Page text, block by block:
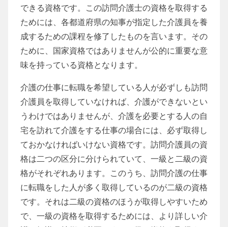
できる資格です。この訪問介護士の資格を取得する
ためには、各都道府県の知事が指定した介護員を養
成するための課程を修了したものを言います。その
ために、国家資格ではありませんが公的に重要な意
味を持っている資格となります。
介護の仕事に転職を希望している人が必ずしも訪問
介護員を取得していなければ、介護ができないとい
うわけではありませんが、介護を必要とする人の自
宅を訪れて介護をする仕事の場合には、必ず取得し
ておかなければいけない資格です。訪問介護員の資
格は二つの区分に分けられていて、一級と二級の資
格がそれぞれあります。このうち、訪問介護の仕事
に転職をした人が多く取得しているのが二級の資格
です。それは二級の資格のほうが取得しやすいため
で、一級の資格を取得するためには、より詳しい介